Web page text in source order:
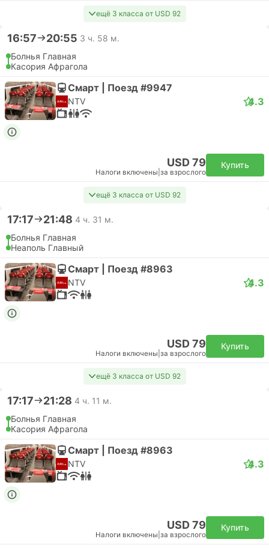
ещё 3 класса от USD 92
16:57 20:55 3 ч. 58 м.
Болнья Главная
Касория Афрагола
Смарт | Поезд #9947
NTV 4.3
USD 79
Налоги включены за взрослого
Купить
ещё 3 класса от USD 92
17:17 21:48 4 ч. 31 м.
Болнья Главная
Неаполь Главный
Смарт | Поезд #8963
NTV 4.3
USD 79
Налоги включены за взрослого
Купить
ещё 3 класса от USD 92
17:17 21:28 4 ч. 11 м.
Болнья Главная
Касория Афрагола
Смарт | Поезд #8963
NTV 4.3
USD 79
Налоги включены за взрослого
Купить